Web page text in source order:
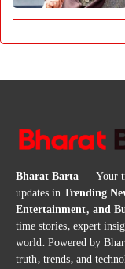
Bharat Barta— Your
updates inTrending
Entertainment, and
time stories, expert
world. Powered by
truth, trends, and